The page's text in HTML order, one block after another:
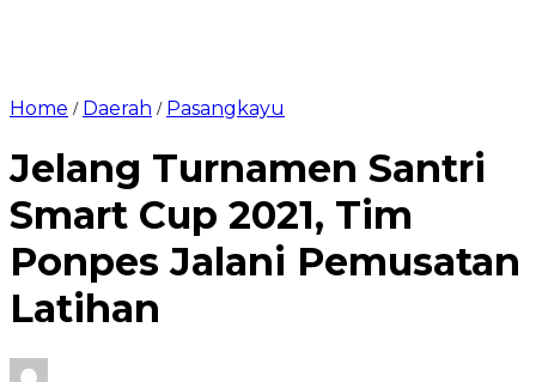
Home / Daerah / Pasangkayu
Jelang Turnamen Santri
Smart Cup 2021, Tim
Ponpes Jalani Pemusatan
Latihan